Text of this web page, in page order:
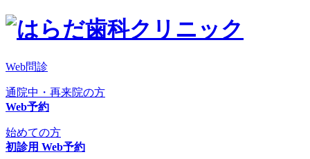
Web問診
通院中・再来院の方
Web予約
始めての方
初診用 Web予約